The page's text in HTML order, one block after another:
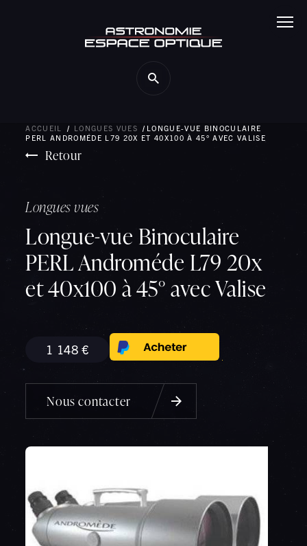
ACCUEIL LONGUES VUES
LONGUE-VUE BINOCULAIRE
PERL ANDROMÉDE L79 20X ET 40X100 À 45° AVEC VALISE
Retour
Longues vues
Longue-vue Binoculaire
PERL Androméde L79 20x
et 40x100 à 45° avec Valise
1 148 €
Nous contacter